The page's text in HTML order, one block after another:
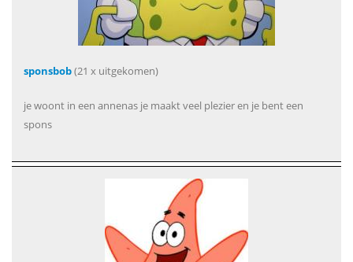
sponsbob(21 x uitgekomen)
je woont in een annenas je maakt veel plezier en je bent een
spons